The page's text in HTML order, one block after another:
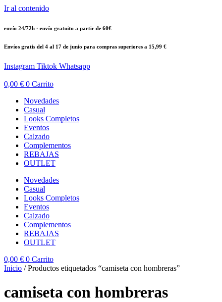
Ir al contenido
envío 24/72h · envío gratuito a partir de 60€
Envíos gratis del 4 al 17 de junio para compras superiores a 15,99 €
Instagram Tiktok Whatsapp
0,00 € 0 Carrito
Novedades
Casual
Looks Completos
Eventos
Calzado
Complementos
REBAJAS
OUTLET
Novedades
Casual
Looks Completos
Eventos
Calzado
Complementos
REBAJAS
OUTLET
0,00 € 0 Carrito
Inicio / Productos etiquetados “camiseta con hombreras”
camiseta con hombreras